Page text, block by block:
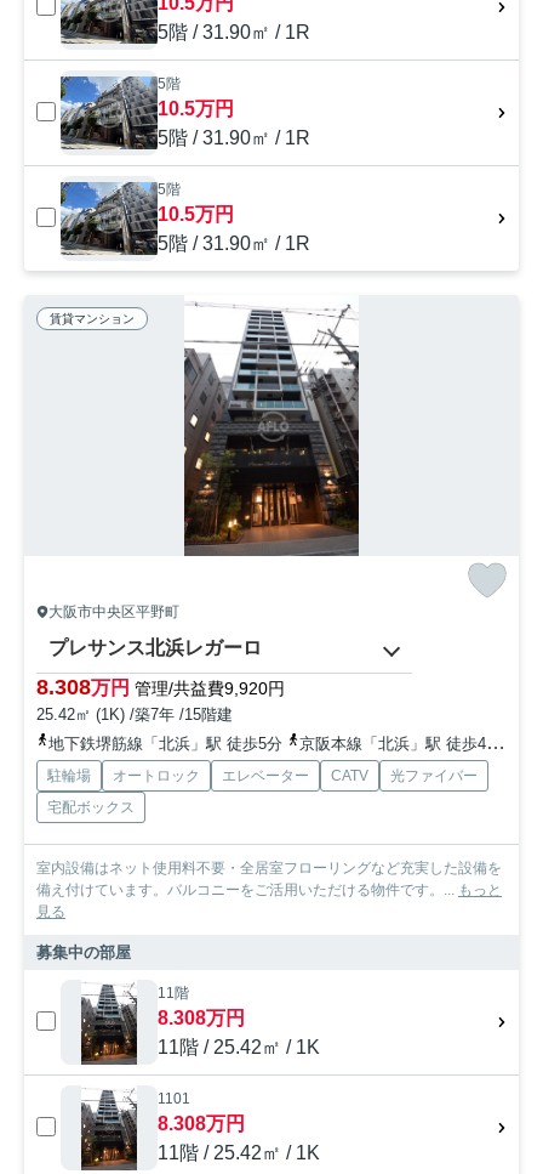
5階 / 31.90㎡ / 1R
5階
10.5万円
5階 / 31.90㎡ / 1R
5階
10.5万円
5階 / 31.90㎡ / 1R
賃貸マンション
大阪市中央区平野町
プレサンス北浜レガーロ
8.308万円 管理/共益費9,920円
25.42㎡ (1K) /築7年 /15階建
地下鉄堺筋線「北浜」駅 徒歩5分
京阪本線「北浜」駅 徒歩4分
駐輪場 オートロック エレベーター CATV
光ファイバー
宅配ボックス
室内設備はネット使用料不要・全居室フローリングなど充実した設備を
備え付けています。バルコニーをご活用いただける物件です。... もっと
見る
募集中の部屋
11階
8.308万円
11階 / 25.42㎡ / 1K
1101
8.308万円
11階 / 25.42㎡ / 1K